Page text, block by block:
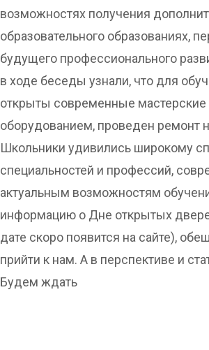
возможностях получения
образовательного образованиях,
будущего профессионального
в ходе беседы узнали, что для
открыты современные
оборудованием, проведен ремонт
Школьники удивились широкому
специальностей и профессий,
актуальным возможностям
информацию о Дне открытых
дате скоро появится на сайте),
прийти к нам. А в перспективе и
Будем ждать